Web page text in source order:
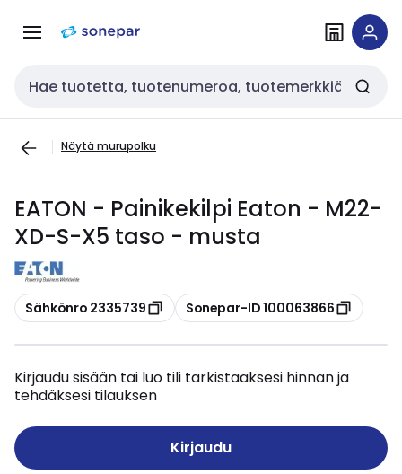
navigointiinsisältöön
Haku
Näytä murupolku
EATON - Painikekilpi Eaton - M22-
XD-S-X5 taso - musta
Kopioi
Sähkönro 2335739 Kopioi
Sonepar-ID 100063866
Kirjaudu sisään tai luo tili tarkistaaksesi hinnan ja
tehdäksesi tilauksen
Kirjaudu